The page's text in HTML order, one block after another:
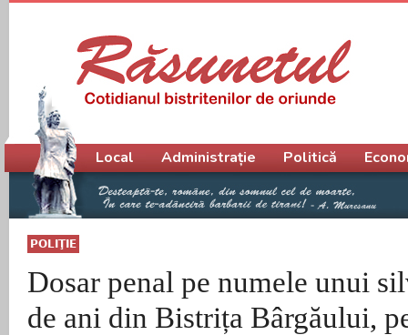
POLIŢIE
Dosar penal pe numele unui
de ani din Bistrița Bârgăului,
Meniu principal
Local Administrație Politică